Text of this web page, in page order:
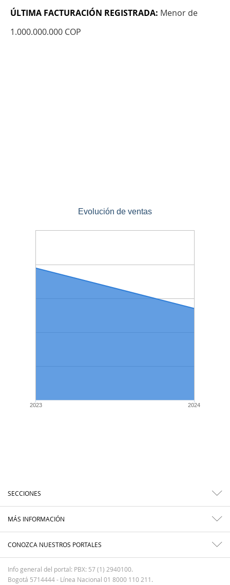
ÚLTIMA FACTURACIÓN REGISTRADA: Menor de
1.000.000.000 COP
Evolución de ventas
2023 2024
SECCIONES
MÁS INFORMACIÓN
CONOZCA NUESTROS PORTALES
Info general del portal: PBX: 57 (1) 2940100.
Bogotá 5714444 - Línea Nacional 01 8000 110 211.